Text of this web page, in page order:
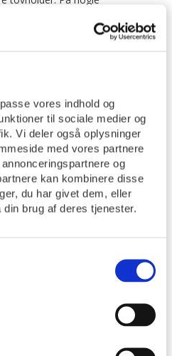
vores indhold og
til sociale medier og
Vi deler også oplysninger
med vores partnere
og
kan kombinere disse
du har givet dem, eller
brug af deres tjenester.
samtaler og forskellige
gennem dette
gang med fællessang.
Det kan være af en
eller en aktivitet,
kan også være af
art.